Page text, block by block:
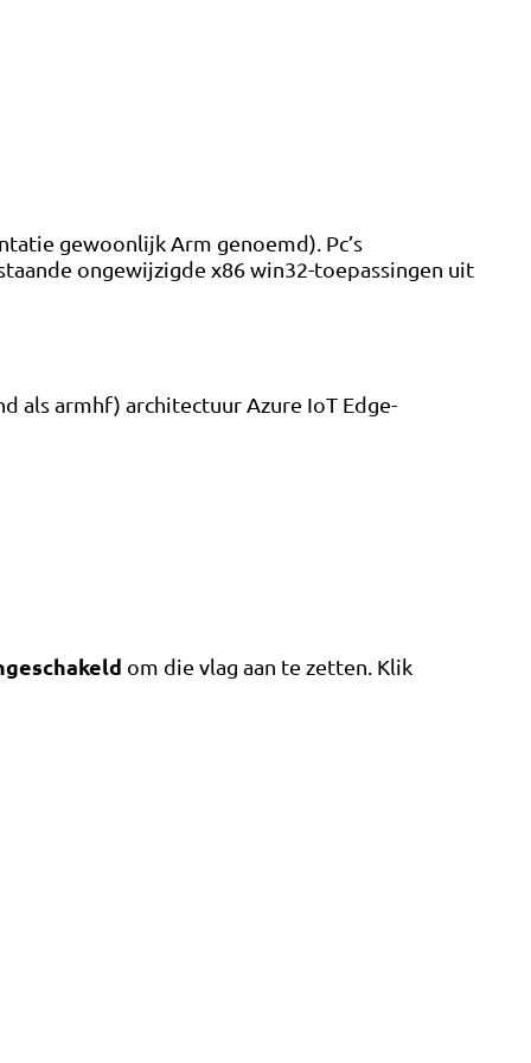
gewoonlijk Arm genoemd). Pc’s
ongewijzigde x86 win32-toepassingen uit
als armhf) architectuur Azure IoT Edge-
om die vlag aan te zetten. Klik